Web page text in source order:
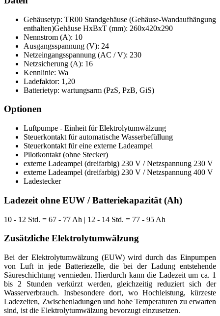
Gehäusetyp: TR00 Standgehäuse (Gehäuse-Wandaufhängung
enthalten)Gehäuse HxBxT (mm): 260x420x290
Nennstrom (A): 10
Ausgangsspannung (V): 24
Netzeingangsspannung (AC / V): 230
Netzsicherung (A): 16
Kennlinie: Wa
Ladefaktor: 1,20
Batterietyp: wartungsarm (PzS, PzB, GiS)
Optionen
Luftpumpe - Einheit für Elektrolytumwälzung
Steuerkontakt für automatische Wasserbefüllung
Steuerkontakt für eine externe Ladeampel
Pilotkontakt (ohne Stecker)
externe Ladeampel (dreifarbig) 230 V / Netzspannung 230 V
externe Ladeampel (dreifarbig) 230 V / Netzspannung 400 V
Ladestecker
Ladezeit ohne EUW / Batteriekapazität (Ah)
10 - 12 Std. = 67 - 77 Ah | 12 - 14 Std. = 77 - 95 Ah
Zusätzliche Elektrolytumwälzung
Bei der Elektrolytumwälzung (EUW) wird durch das Einpumpen
von Luft in jede Batteriezelle, die bei der Ladung entstehende
Säureschichtung vermieden. Hierdurch kann die Ladezeit um ca. 1
bis 2 Stunden verkürzt werden, gleichzeitig reduziert sich der
Wasserverbrauch. Insbesondere dort, wo Hochleistung, kürzeste
Ladezeiten, Zwischenladungen und hohe Temperaturen zu erwarten
sind, ist die Elektrolytumwälzung bevorzugt einzusetzen.